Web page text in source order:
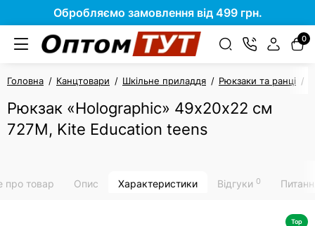
Обробляємо замовлення від 499 грн.
0
Головна Канцтовари Шкільне приладдя Рюкзаки та ранці
Рюкзак «Holographic» 49х20х22 см
727M, Kite Education teens
про товар Опис Характеристики Відгуки 0
Top